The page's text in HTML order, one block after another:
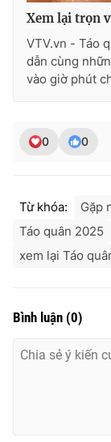
Xem lại trọn
VTV.vn - Táo
dẫn cùng
vào giờ phút
0 0
Từ khóa: Gặp
Táo quân 2025
xem lại Táo
Bình luận (0)